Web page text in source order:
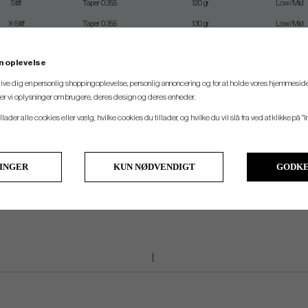
Stiff Taper 0.355 120 gr Low/Mid
X-Stiff Taper 0.355 130 gr Low/Mid
reshafting, we can do it for you. Please dont hesitate to contact us for price,
oplevelse
dig en personlig shoppingoplevelse, personlig annoncering og for at holde vores
vi oplysninger om brugere, deres design og deres enheder.
alle cookies eller vælg, hvilke cookies du tillader, og hvilke du vil slå fra ved at klikke på
KUN NØDVENDIGT